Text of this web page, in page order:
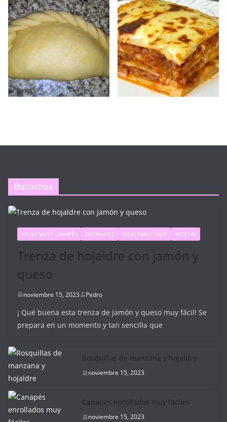
Bizcochos
APERITIVOS Y CANAPÉS ENTRANTES IDEAS PARA CENAR RECETAS
Trenza de hojaldre con jamón y
queso
noviembre 15, 2023 Pedro
¡ Qué buena esta trenza de jamón y queso muy fácil! Se
prepara en un momento y tan sencilla que
Rosquillas de manzana y hojaldre
noviembre 15, 2023
Canapés enrollados muy fáciles
noviembre 15, 2023